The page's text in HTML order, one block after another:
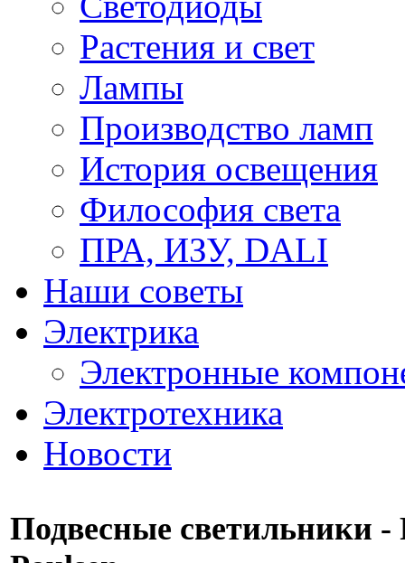
Растения и свет
Лампы
Производство ламп
История освещения
Философия света
ПРА, ИЗУ, DALI
Наши советы
Электрика
Электронные
Электротехника
Новости
Подвесные светильники -